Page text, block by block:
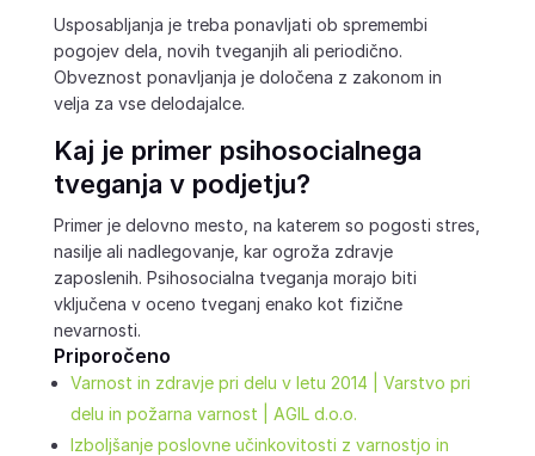
Usposabljanja je treba ponavljati ob spremembi
pogojev dela, novih tveganjih ali periodično.
Obveznost ponavljanja je določena z zakonom in
velja za vse delodajalce.
Kaj je primer psihosocialnega
tveganja v podjetju?
Primer je delovno mesto, na katerem so pogosti stres,
nasilje ali nadlegovanje, kar ogroža zdravje
zaposlenih. Psihosocialna tveganja morajo biti
vključena v oceno tveganj enako kot fizične
nevarnosti.
Priporočeno
Varnost in zdravje pri delu v letu 2014 | Varstvo pri
delu in požarna varnost | AGIL d.o.o.
Izboljšanje poslovne učinkovitosti z varnostjo in